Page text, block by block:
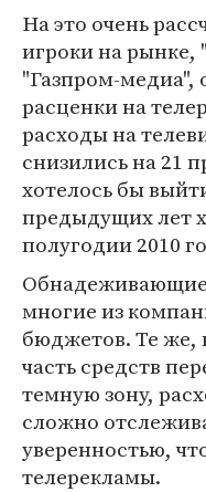
На это очень
игроки на
"Газпром-медиа",
расценки на
расходы на
снизились на 21
хотелось бы
предыдущих лет
полугодии 2010
Обнадеживающие
многие из
бюджетов. Те же,
часть средств
темную зону,
сложно
уверенностью,
телерекламы.